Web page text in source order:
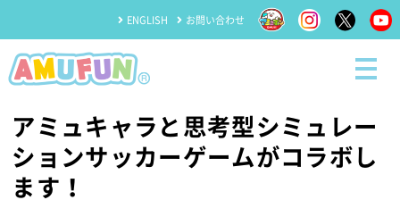
ENGLISH お問い合わせ
アミュキャラと思考型シミュレー
ションサッカーゲームがコラボし
ます！